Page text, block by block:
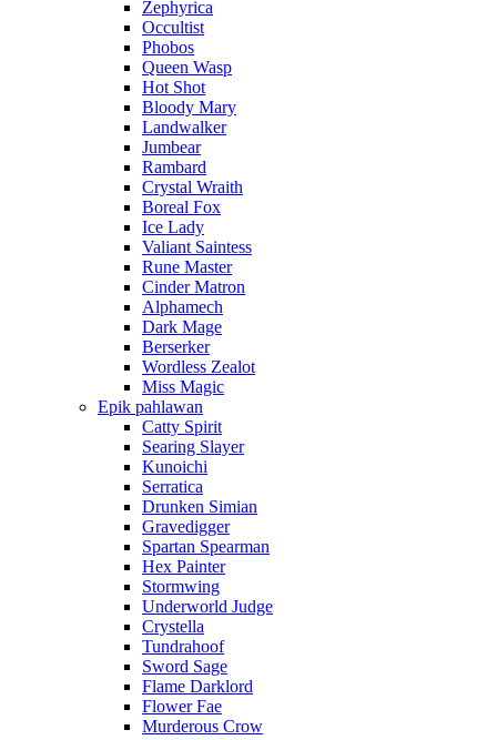
Zephyrica
Occultist
Phobos
Queen Wasp
Hot Shot
Bloody Mary
Landwalker
Jumbear
Rambard
Crystal Wraith
Boreal Fox
Ice Lady
Valiant Saintess
Rune Master
Cinder Matron
Alphamech
Dark Mage
Berserker
Wordless Zealot
Miss Magic
Epik pahlawan
Catty Spirit
Searing Slayer
Kunoichi
Serratica
Drunken Simian
Gravedigger
Spartan Spearman
Hex Painter
Stormwing
Underworld Judge
Crystella
Tundrahoof
Sword Sage
Flame Darklord
Flower Fae
Murderous Crow